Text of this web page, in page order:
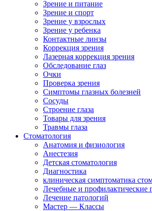
Зрение и питание
Зрение и спорт
Зрение у взрослых
Зрение у ребенка
Контактные линзы
Коррекция зрения
Лазерная коррекция зрения
Обследование глаз
Очки
Проверка зрения
Симптомы глазных болезней
Сосуды
Строение глаза
Товары для зрения
Травмы глаза
Стоматология
Анатомия и физиология
Анестезия
Детская стоматология
Диагностика
клиническая симптоматика
Лечебные и профилактические
Лечение патологий
Мастер — Классы